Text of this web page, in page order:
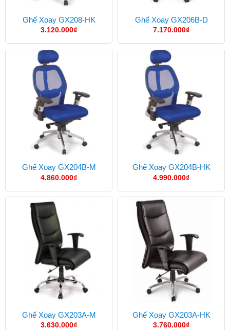
Ghế Xoay GX208-HK
3.120.000₫
Ghế Xoay GX206B-D
7.170.000₫
Ghế Xoay GX204B-M
4.860.000₫
Ghế Xoay GX204B-HK
4.990.000₫
Ghế Xoay GX203A-M
3.630.000₫
Ghế Xoay GX203A-HK
3.760.000₫